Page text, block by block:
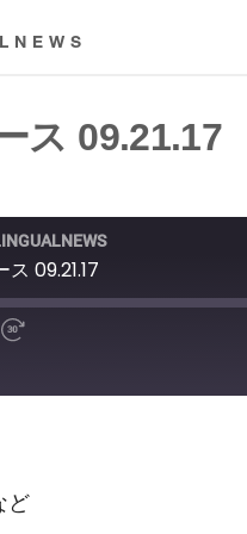
ス 09.21.17
09.21.17
ど